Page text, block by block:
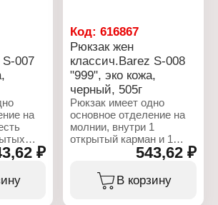
Вес: 564 г
007
на
на
с
есть
на
₽
Код:616867
Рюкзак жен
классич.Barez S-008
"999", эко кожа,
черный, 505г
Рюкзак имеет одно
основное отделение на
молнии, внутри 1
открытый карман и 1
карман на молнии.
Снаружи, с лицевой
стороны есть карман на
молнии.
543,62 ₽
В корзину